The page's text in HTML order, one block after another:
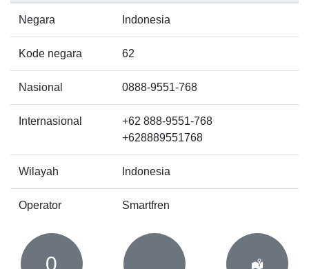
Negara Indonesia
Kode negara 62
Nasional 0888-9551-768
Internasional
+62 888-9551-768
+628889551768
Wilayah Indonesia
Operator Smartfren
0